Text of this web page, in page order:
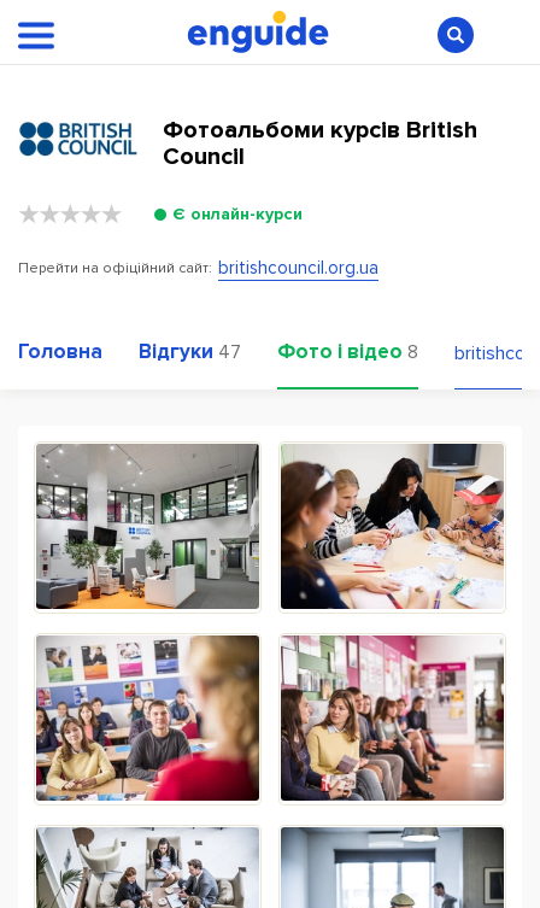
Фотоальбоми курсів British
Council
Є онлайн-курси
Перейти на офіційний сайт: britishcouncil.org.ua
Головна Відгуки 47 Фото і відео 8